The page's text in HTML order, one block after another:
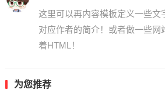
这里可以再内容模板定义一些文
对应作者的简介！或者做一些网
着HTML！
为您推荐